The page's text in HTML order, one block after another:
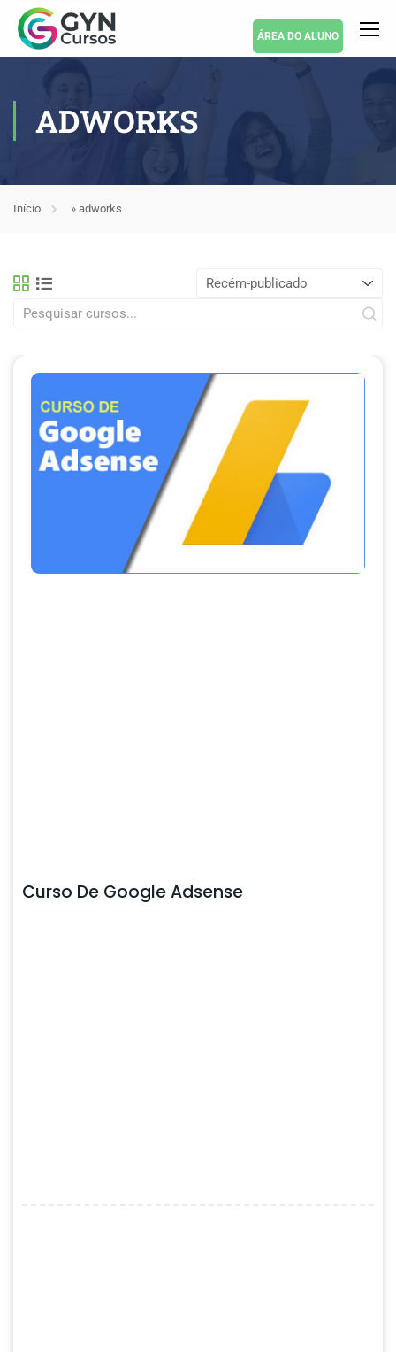
ÁREA DO ALUNO
ADWORKS
Início » adworks
Curso De Google Adsense